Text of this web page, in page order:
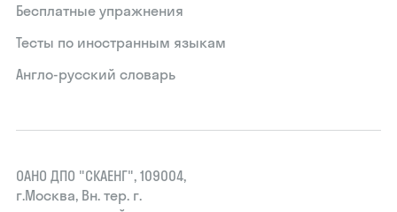
Бесплатные упражнения
Тесты по иностранным языкам
Англо-русский словарь
ОАНО ДПО "СКАЕНГ", 109004,
г.Москва, Вн. тер. г.